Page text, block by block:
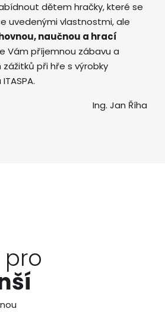
dětem hračky, které se
uvedenými vlastnostmi, ale
naučnou a hrací
Vám příjemnou zábavu a
při hře s výrobky
Ing. Jan Říha
pro